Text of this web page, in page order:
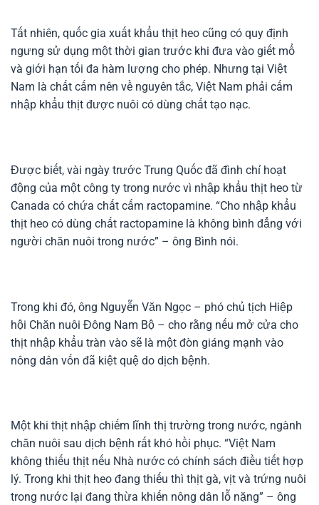
Tất nhiên, quốc gia xuất khẩu thịt heo cũng có quy định
ngưng sử dụng một thời gian trước khi đưa vào giết mổ
và giới hạn tối đa hàm lượng cho phép. Nhưng tại Việt
Nam là chất cấm nên về nguyên tắc, Việt Nam phải cấm
nhập khẩu thịt được nuôi có dùng chất tạo nạc.
Được biết, vài ngày trước Trung Quốc đã đình chỉ hoạt
động của một công ty trong nước vì nhập khẩu thịt heo từ
Canada có chứa chất cấm ractopamine. “Cho nhập khẩu
thịt heo có dùng chất ractopamine là không bình đẳng với
người chăn nuôi trong nước” – ông Bình nói.
Trong khi đó, ông Nguyễn Văn Ngọc – phó chủ tịch Hiệp
hội Chăn nuôi Đông Nam Bộ – cho rằng nếu mở cửa cho
thịt nhập khẩu tràn vào sẽ là một đòn giáng mạnh vào
nông dân vốn đã kiệt quệ do dịch bệnh.
Một khi thịt nhập chiếm lĩnh thị trường trong nước, ngành
chăn nuôi sau dịch bệnh rất khó hồi phục. “Việt Nam
không thiếu thịt nếu Nhà nước có chính sách điều tiết hợp
lý. Trong khi thịt heo đang thiếu thì thịt gà, vịt và trứng nuôi
trong nước lại đang thừa khiến nông dân lỗ nặng” – ông